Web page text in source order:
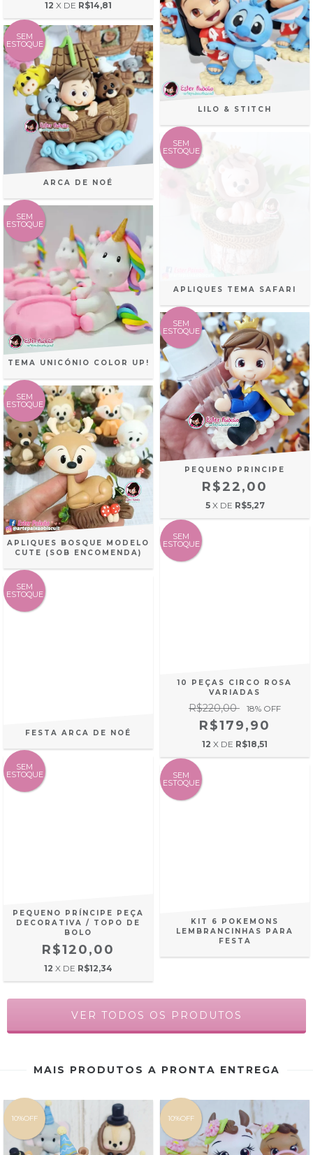
12 X DE R$14,81
SEM
ESTOQUE
ARCA DE NOÉ
LILO & STITCH
SEM
ESTOQUE
TEMA UNICÓNIO COLOR UP!
SEM
ESTOQUE
APLIQUES TEMA SAFARI
SEM
ESTOQUE
APLIQUES BOSQUE MODELO
CUTE (SOB ENCOMENDA)
SEM
ESTOQUE
PEQUENO PRINCIPE
R$22,00
5 X DE R$5,27
SEM
ESTOQUE
FESTA ARCA DE NOÉ
SEM
ESTOQUE
10 PEÇAS CIRCO ROSA
VARIADAS
R$220,00 18% OFF
R$179,90
12 X DE R$18,51
SEM
ESTOQUE
PEQUENO PRÍNCIPE PEÇA
DECORATIVA / TOPO DE
BOLO
R$120,00
12 X DE R$12,34
SEM
ESTOQUE
KIT 6 POKEMONS
LEMBRANCINHAS PARA
FESTA
VER TODOS OS PRODUTOS
MAIS PRODUTOS A PRONTA ENTREGA
10%OFF 10%OFF